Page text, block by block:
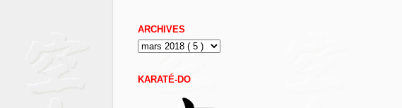
ARCHIVES
KARATÉ-DO